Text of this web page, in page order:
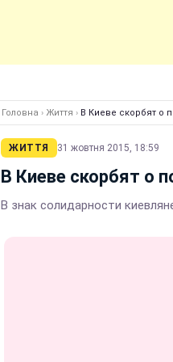
Головна › Життя › В Киеве скорбят о
ЖИТТЯ 31 жовтня 2015, 18:59
В Киеве скорбят о
В знак солидарности